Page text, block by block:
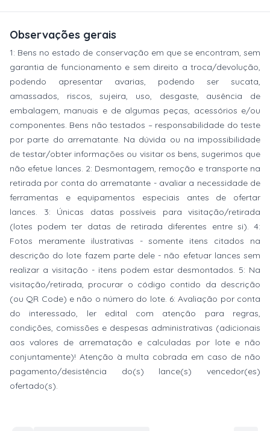
Observações gerais
1: Bens no estado de conservação em que se encontram, sem
garantia de funcionamento e sem direito a troca/devolução,
podendo apresentar avarias, podendo ser sucata,
amassados, riscos, sujeira, uso, desgaste, ausência de
embalagem, manuais e de algumas peças, acessórios e/ou
componentes. Bens não testados – responsabilidade do teste
por parte do arrematante. Na dúvida ou na impossibilidade
de testar/obter informações ou visitar os bens, sugerimos que
não efetue lances. 2: Desmontagem, remoção e transporte na
retirada por conta do arrematante - avaliar a necessidade de
ferramentas e equipamentos especiais antes de ofertar
lances. 3: Únicas datas possíveis para visitação/retirada
(lotes podem ter datas de retirada diferentes entre si). 4:
Fotos meramente ilustrativas - somente itens citados na
descrição do lote fazem parte dele - não efetuar lances sem
realizar a visitação - itens podem estar desmontados. 5: Na
visitação/retirada, procurar o código contido da descrição
(ou QR Code) e não o número do lote. 6: Avaliação por conta
do interessado, ler edital com atenção para regras,
condições, comissões e despesas administrativas (adicionais
aos valores de arrematação e calculadas por lote e não
conjuntamente)! Atenção à multa cobrada em caso de não
pagamento/desistência do(s) lance(s) vencedor(es)
ofertado(s).